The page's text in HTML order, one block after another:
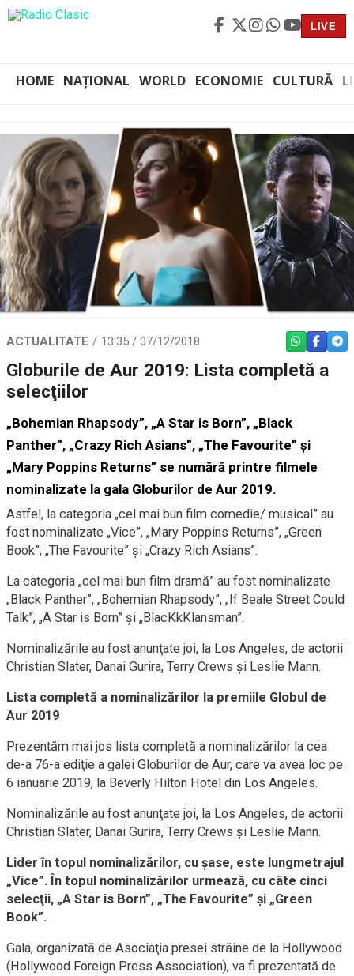
LIVE
HOME NAȚIONAL WORLD ECONOMIE CULTURĂ
ACTUALITATE 13:35 / 07/12/2018 WHATSAPP
Globurile de Aur 2019: Lista completă a
selecţiilor
„Bohemian Rhapsody”, „A Star is Born”, „Black
Panther”, „Crazy Rich Asians”, „The Favourite” şi
„Mary Poppins Returns” se numără printre filmele
nominalizate la gala Globurilor de Aur 2019.
Astfel, la categoria „cel mai bun film comedie/ musical” au
fost nominalizate „Vice”, „Mary Poppins Returns”, „Green
Book”, „The Favourite” şi „Crazy Rich Asians”.
La categoria „cel mai bun film dramă” au fost nominalizate
„Black Panther”, „Bohemian Rhapsody”, „If Beale Street Could
Talk”, „A Star is Born” şi „BlacKkKlansman”.
Nominalizările au fost anunţate joi, la Los Angeles, de actorii
Christian Slater, Danai Gurira, Terry Crews şi Leslie Mann.
Lista completă a nominalizărilor la premiile Globul de
Aur 2019
Prezentăm mai jos lista completă a nominalizărilor la cea
de-a 76-a ediţie a galei Globurilor de Aur, care va avea loc pe
6 ianuarie 2019, la Beverly Hilton Hotel din Los Angeles.
Nominalizările au fost anunţate joi, la Los Angeles, de actorii
Christian Slater, Danai Gurira, Terry Crews şi Leslie Mann.
Lider în topul nominalizărilor, cu şase, este lungmetrajul
„Vice”. În topul nominalizărilor urmează, cu câte cinci
selecţii, „A Star is Born”, „The Favourite” şi „Green
Book”.
Gala, organizată de Asociaţia presei străine de la Hollywood
(Hollywood Foreign Press Association), va fi prezentată de